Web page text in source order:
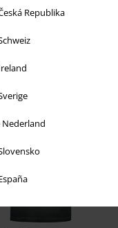
Republika
Nederland
Collection